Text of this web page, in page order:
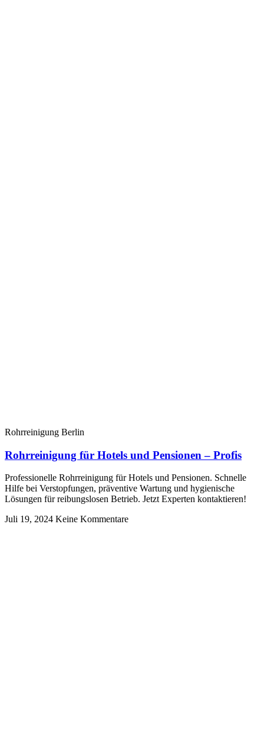
Rohrreinigung Berlin
Rohrreinigung für Hotels und Pensionen – Profis
Professionelle Rohrreinigung für Hotels und Pensionen. Schnelle
Hilfe bei Verstopfungen, präventive Wartung und hygienische
Lösungen für reibungslosen Betrieb. Jetzt Experten kontaktieren!
Juli 19, 2024 Keine Kommentare